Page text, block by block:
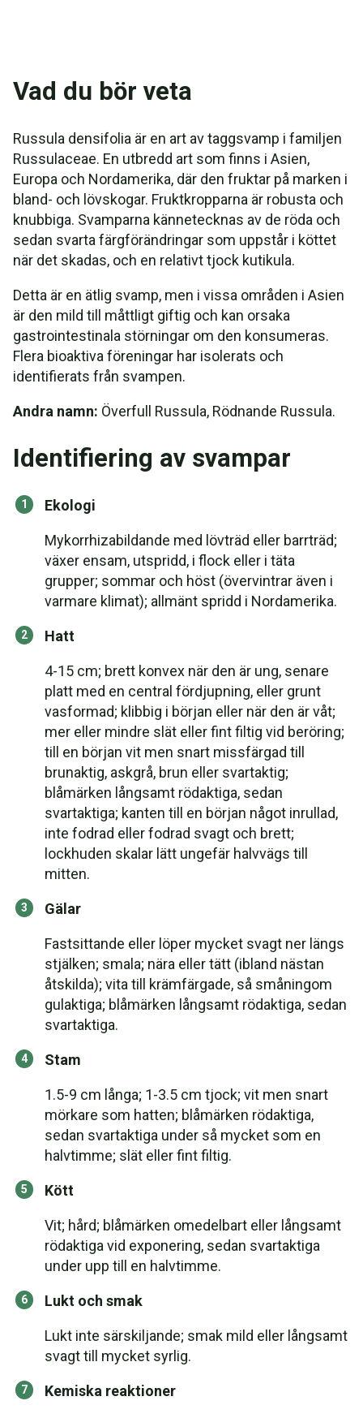
Vad du bör veta
Russula densifolia är en art av taggsvamp i familjen
Russulaceae. En utbredd art som finns i Asien,
Europa och Nordamerika, där den fruktar på marken i
bland- och lövskogar. Fruktkropparna är robusta och
knubbiga. Svamparna kännetecknas av de röda och
sedan svarta färgförändringar som uppstår i köttet
när det skadas, och en relativt tjock kutikula.
Detta är en ätlig svamp, men i vissa områden i Asien
är den mild till måttligt giftig och kan orsaka
gastrointestinala störningar om den konsumeras.
Flera bioaktiva föreningar har isolerats och
identifierats från svampen.
Andra namn: Överfull Russula, Rödnande Russula.
Identifiering av svampar
Ekologi
Mykorrhizabildande med lövträd eller barrträd;
växer ensam, utspridd, i flock eller i täta
grupper; sommar och höst (övervintrar även i
varmare klimat); allmänt spridd i Nordamerika.
Hatt
4-15 cm; brett konvex när den är ung, senare
platt med en central fördjupning, eller grunt
vasformad; klibbig i början eller när den är våt;
mer eller mindre slät eller fint filtig vid beröring;
till en början vit men snart missfärgad till
brunaktig, askgrå, brun eller svartaktig;
blåmärken långsamt rödaktiga, sedan
svartaktiga; kanten till en början något inrullad,
inte fodrad eller fodrad svagt och brett;
lockhuden skalar lätt ungefär halvvägs till
mitten.
Gälar
Fastsittande eller löper mycket svagt ner längs
stjälken; smala; nära eller tätt (ibland nästan
åtskilda); vita till krämfärgade, så småningom
gulaktiga; blåmärken långsamt rödaktiga, sedan
svartaktiga.
Stam
1.5-9 cm långa; 1-3.5 cm tjock; vit men snart
mörkare som hatten; blåmärken rödaktiga,
sedan svartaktiga under så mycket som en
halvtimme; slät eller fint filtig.
Kött
Vit; hård; blåmärken omedelbart eller långsamt
rödaktiga vid exponering, sedan svartaktiga
under upp till en halvtimme.
Lukt och smak
Lukt inte särskiljande; smak mild eller långsamt
svagt till mycket syrlig.
Kemiska reaktioner